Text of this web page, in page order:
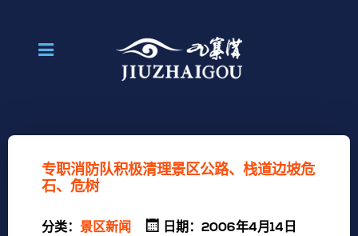
专职消防队积极清理景区公路、栈道边坡危
石、危树
分类： 景区新闻 日期：2006年4月14日